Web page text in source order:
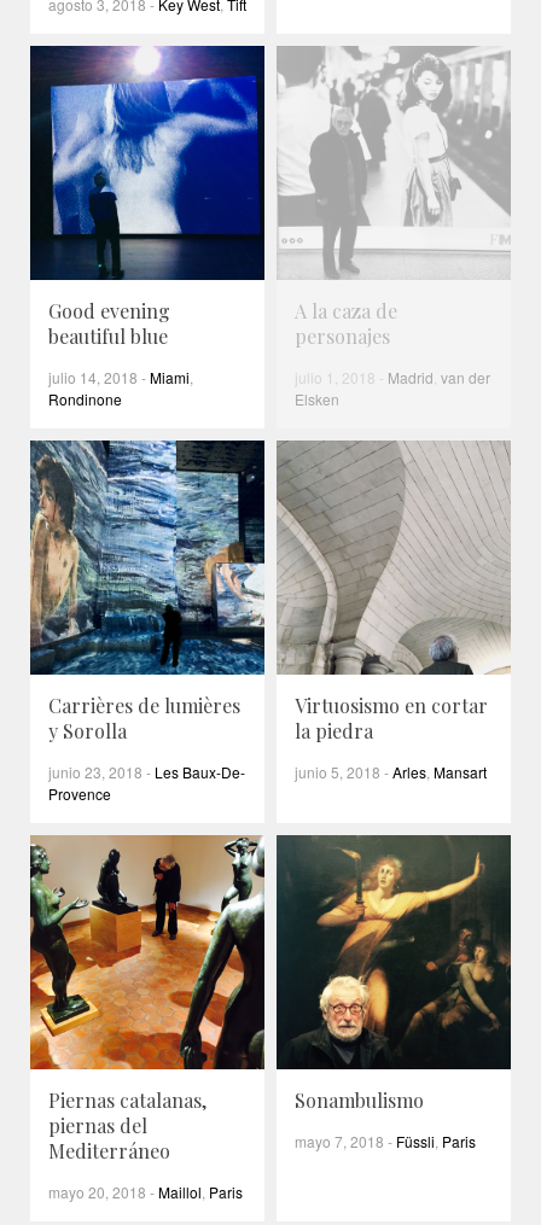
agosto 3, 2018 - Key West,Tift
Good evening
beautiful blue
julio 14, 2018 -Miami,
Rondinone
A la caza de
personajes
julio 1, 2018 - Madrid, van der
Elsken
Carrières de lumières
y Sorolla
junio 23, 2018 - Les Baux-De-
Provence
Virtuosismo en cortar
la piedra
junio 5, 2018 -Arles,Mansart
Piernas catalanas,
piernas del
Mediterráneo
mayo 20, 2018 -Maillol, Paris
Sonambulismo
mayo 7, 2018 - Füssli, Paris